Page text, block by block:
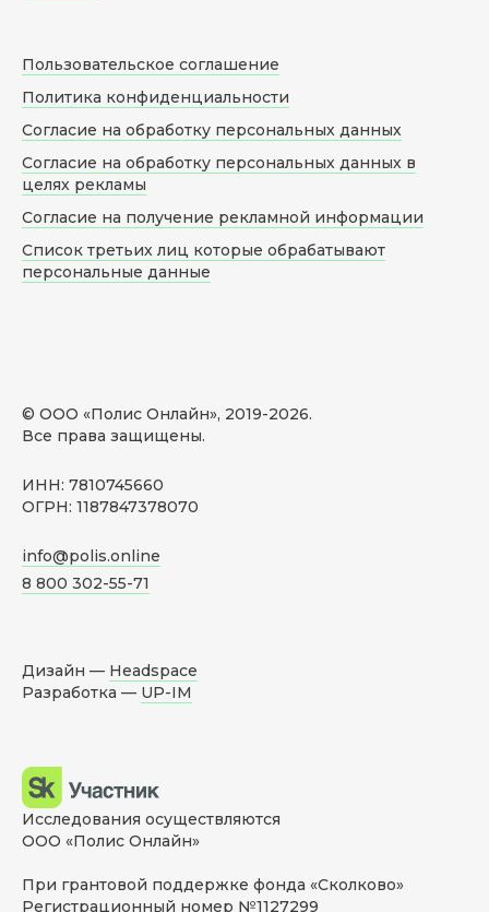
© ООО «Полис Онлайн», 2019-2026.
Все права защищены.
ИНН: 7810745660
ОГРН: 1187847378070
info@polis.online
8 800 302-55-71
Пользовательское соглашение
Политика конфиденциальности
Согласие на обработку персональных данных
Согласие на обработку персональных данных в
целях рекламы
Согласие на получение рекламной информации
Список третьих лиц которые обрабатывают
персональные данные
Дизайн — Headspace
Разработка — UP-IM
Исследования осуществляются
ООО «Полис Онлайн»
При грантовой поддержке фонда «Сколково»
Регистрационный номер №1127299